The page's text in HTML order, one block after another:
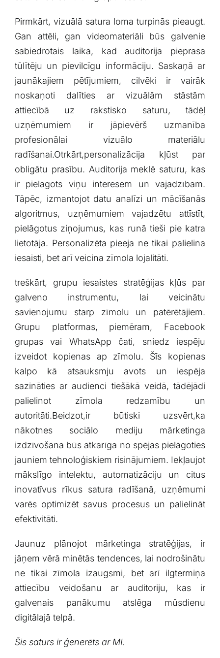
Pirmkārt, vizuālā⁢ satura loma turpinās pieaugt.
Gan attēli, gan videomateriāli būs galvenie
sabiedrotais laikā, kad auditorija⁢ pieprasa
tūlītēju un pievilcīgu informāciju. Saskaņā ar
jaunākajiem pētījumiem, cilvēki ir vairāk
noskaņoti dalīties⁣ ar vizuālām stāstām
attiecībā uz rakstisko saturu, tādēļ
uzņēmumiem ir jāpievērš uzmanība
profesionālai vizuālo materiālu
radīšanai.Otrkārt,personalizācija kļūst par
obligātu​ prasību. Auditorija ‍meklē saturu, kas
ir pielāgots viņu interesēm un vajadzībām.
Tāpēc, izmantojot‌ datu analīzi​ un mācīšanās
algoritmus, uzņēmumiem vajadzētu⁣ attīstīt,
pielāgotus ziņojumus, kas runā tieši pie katra
lietotāja. Personalizēta pieeja ne tikai palielina⁤
iesaisti, ⁣bet arī veicina zīmola lojalitāti.
treškārt, grupu iesaistes stratēģijas kļūs par
galveno instrumentu, lai veicinātu⁣
savienojumu⁣ starp zīmolu un patērētājiem.
Grupu platformas, piemēram, Facebook
grupas vai WhatsApp čati, sniedz iespēju
izveidot kopienas ap zīmolu. ⁣Šīs kopienas
kalpo kā atsauksmju avots un iespēja
sazināties ar audienci tiešākā veidā, tādējādi
palielinot‌ zīmola redzamību un
‍autoritāti.Beidzot,ir būtiski uzsvērt,ka
nākotnes sociālo mediju mārketinga
izdzīvošana‍ būs atkarīga no spējas pielāgoties
jauniem tehnoloģiskiem risinājumiem. Iekļaujot
mākslīgo intelektu, automatizāciju un citus
inovatīvus rīkus satura radīšanā, uzņēmumi
varēs optimizēt savus procesus un palielināt
efektivitāti.
Jaunuz plānojot mārketinga stratēģijas, ir
jāņem vērā minētās tendences, lai nodrošinātu
ne tikai zīmola izaugsmi,⁣ bet arī ilgtermiņa
attiecību‍ veidošanu ar‍ auditoriju, kas ir
galvenais panākumu atslēga mūsdienu⁤
digitālajā telpā.
Šis saturs ir ģenerēts ar MI.